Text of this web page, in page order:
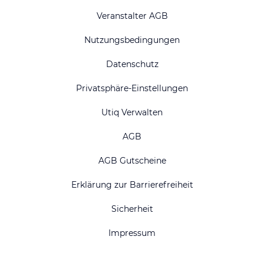
Veranstalter AGB
Nutzungsbedingungen
Datenschutz
Privatsphäre-Einstellungen
Utiq Verwalten
AGB
AGB Gutscheine
Erklärung zur Barrierefreiheit
Sicherheit
Impressum